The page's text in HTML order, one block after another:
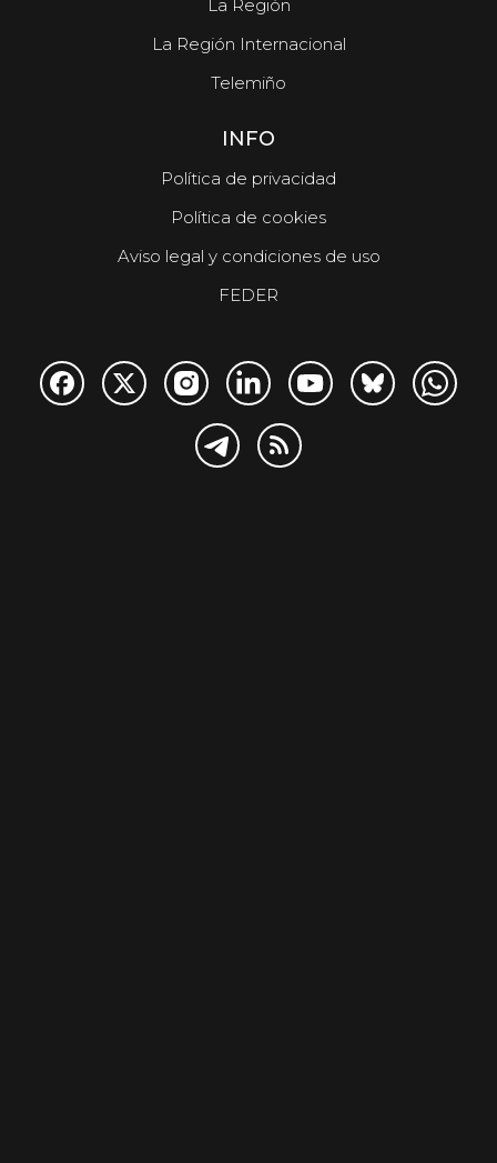
La Región
La Región Internacional
Telemiño
INFO
Política de privacidad
Política de cookies
Aviso legal y condiciones de uso
FEDER